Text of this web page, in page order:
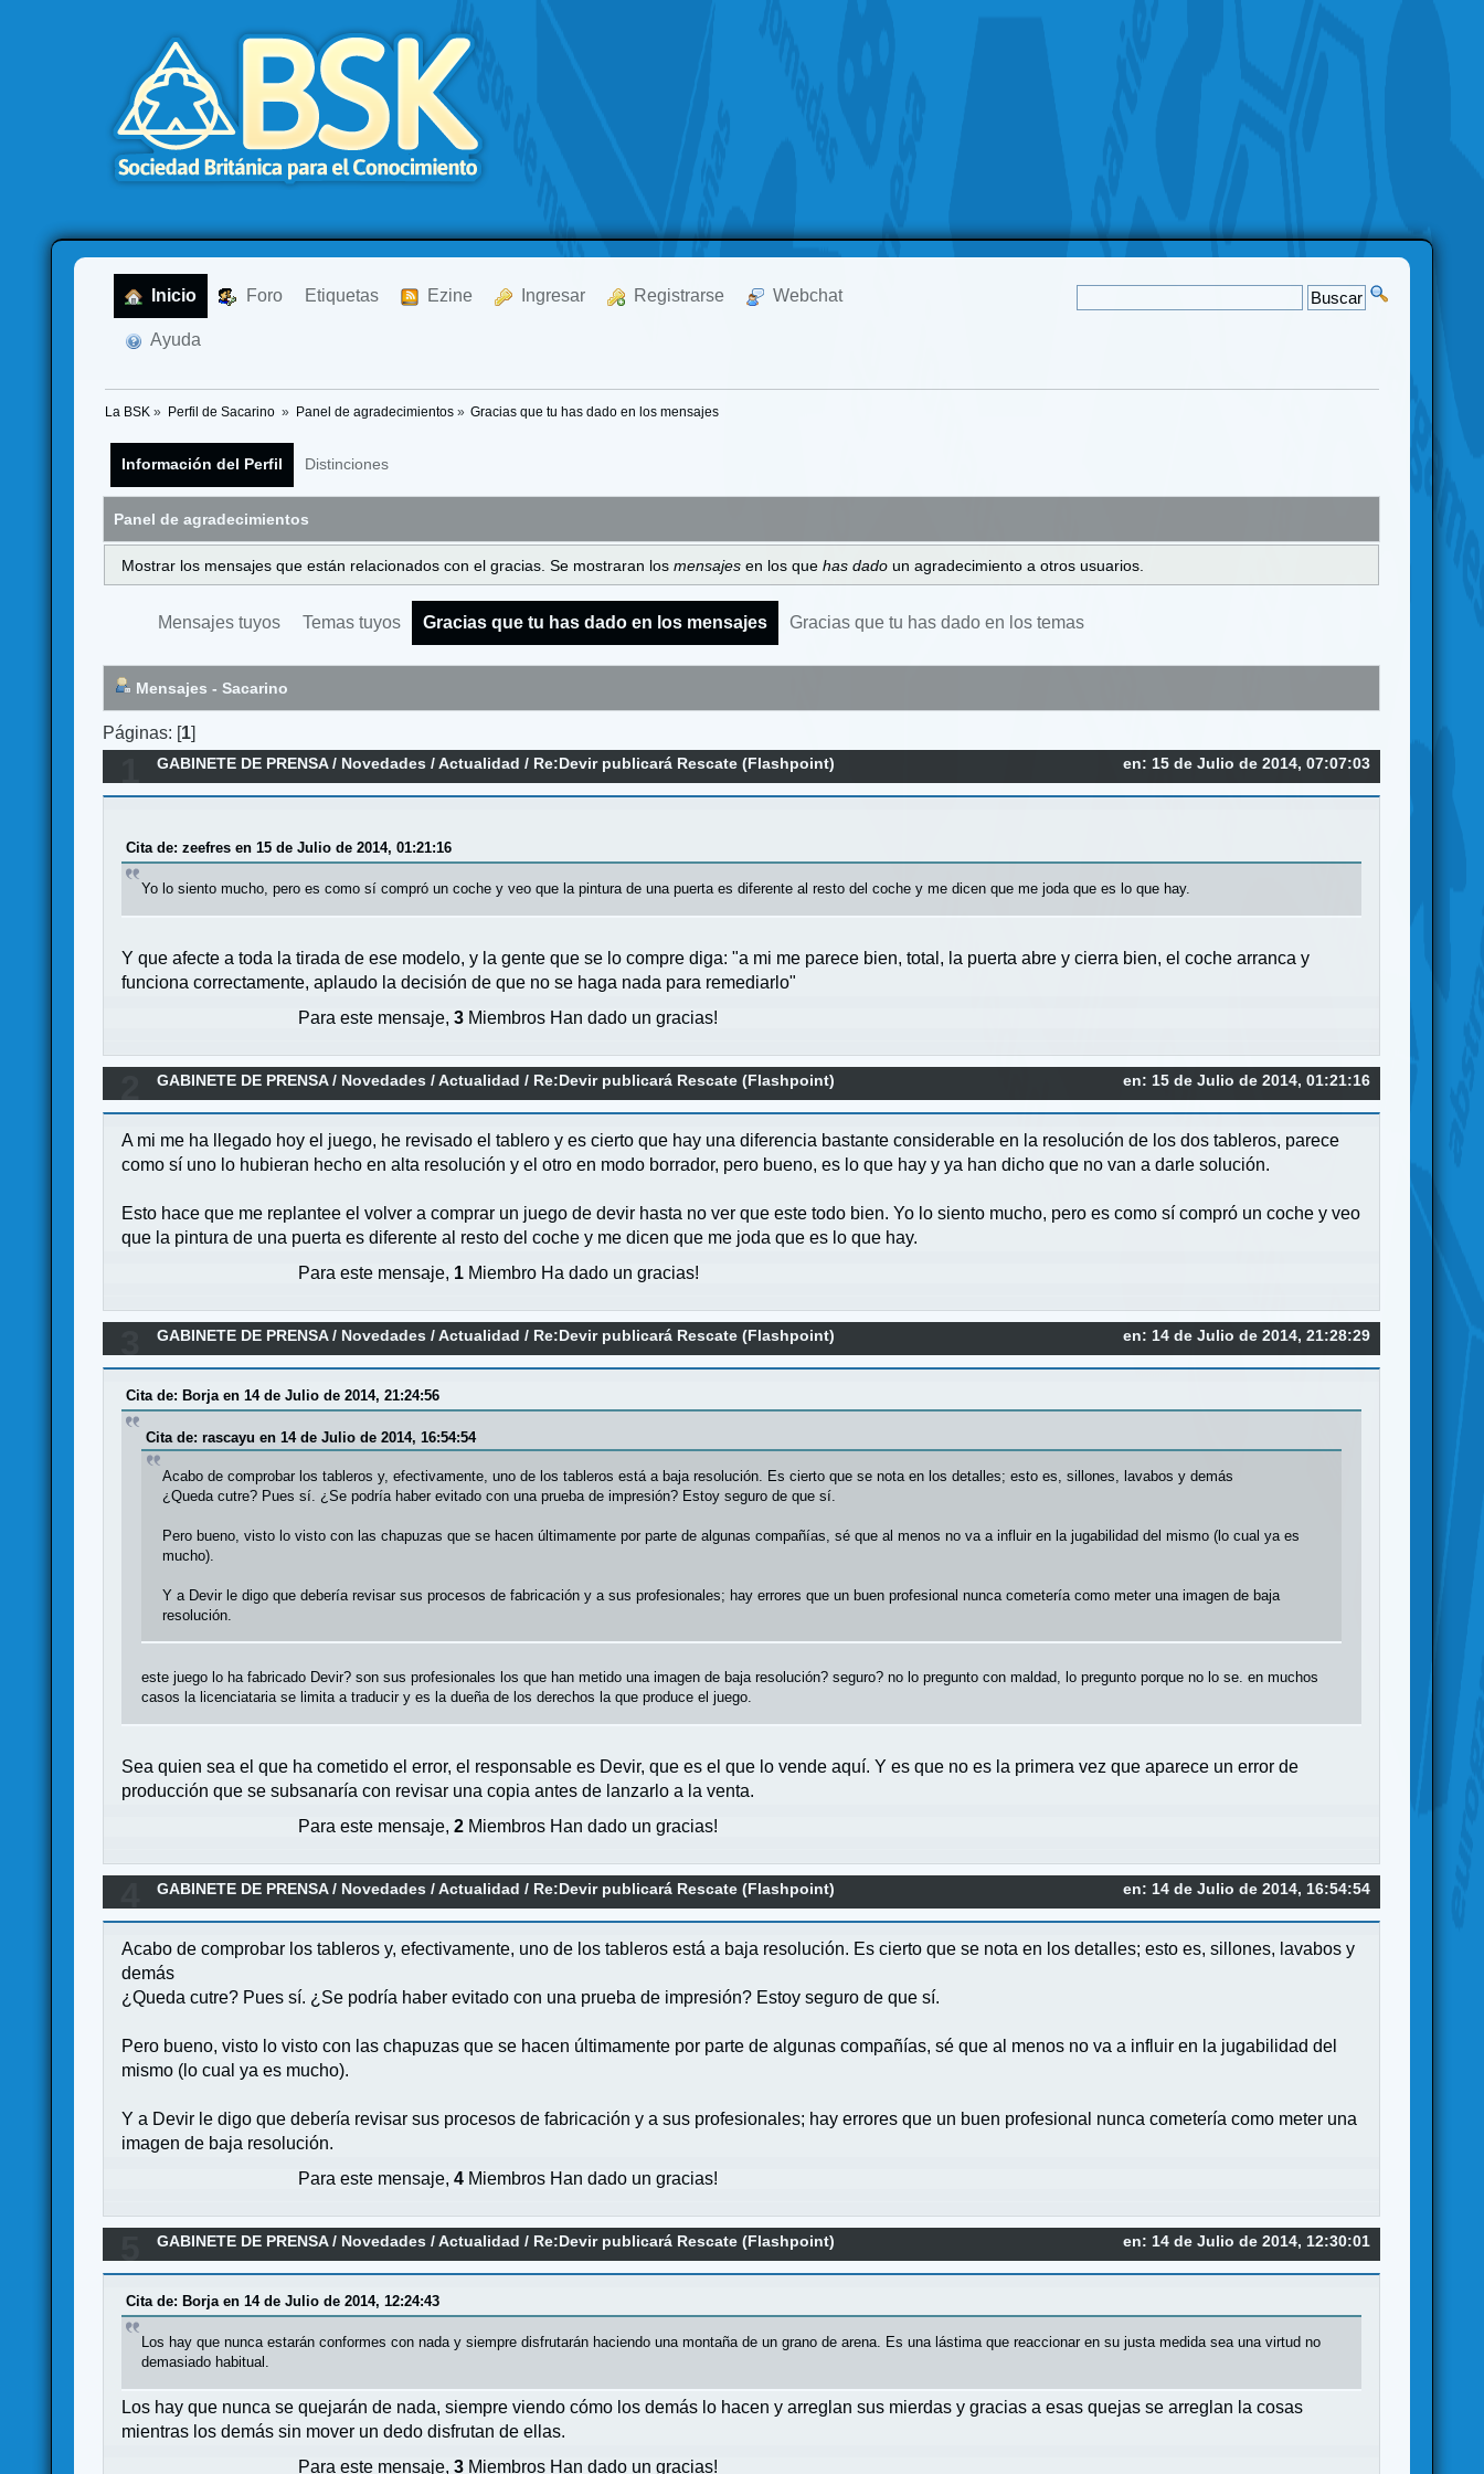
Inicio Foro Etiquetas Ezine Ingresar Registrarse Webchat
Ayuda
La BSK » Perfil de Sacarino » Panel de agradecimientos» Gracias que tu has dado en los mensajes
Información del Perfil Distinciones
Panel de agradecimientos
Mostrar los mensajes que están relacionados con el gracias. Se mostraran los mensajes en los que has dado un agradecimiento a otros usuarios.
Mensajes tuyos Temas tuyos Gracias que tu has dado en los mensajes Gracias que tu has dado en los temas
Mensajes - Sacarino
Páginas: [1]
en: 15 de Julio de 2014, 07:07:03
GABINETE DE PRENSA/ Novedades / Actualidad / Re:Devir publicará Rescate (Flashpoint)
Cita de: zeefres en 15 de Julio de 2014, 01:21:16
Yo lo siento mucho, pero es como sí compró un coche y veo que la pintura de una puerta es diferente al resto del coche y me dicen que me joda que es lo que hay.
Y que afecte a toda la tirada de ese modelo, y la gente que se lo compre diga: "a mi me parece bien, total, la puerta abre y cierra bien, el coche arranca y
funciona correctamente, aplaudo la decisión de que no se haga nada para remediarlo"
Para este mensaje,3 Miembros Han dado un gracias!
en: 15 de Julio de 2014, 01:21:16
GABINETE DE PRENSA/ Novedades / Actualidad / Re:Devir publicará Rescate (Flashpoint)
A mi me ha llegado hoy el juego, he revisado el tablero y es cierto que hay una diferencia bastante considerable en la resolución de los dos tableros, parece
como sí uno lo hubieran hecho en alta resolución y el otro en modo borrador, pero bueno, es lo que hay y ya han dicho que no van a darle solución.
Esto hace que me replantee el volver a comprar un juego de devir hasta no ver que este todo bien. Yo lo siento mucho, pero es como sí compró un coche y veo
que la pintura de una puerta es diferente al resto del coche y me dicen que me joda que es lo que hay.
Para este mensaje, 1 Miembro Ha dado un gracias!
en: 14 de Julio de 2014, 21:28:29
GABINETE DE PRENSA/ Novedades / Actualidad / Re:Devir publicará Rescate (Flashpoint)
Cita de: Borja en 14 de Julio de 2014, 21:24:56
Cita de: rascayu en 14 de Julio de 2014, 16:54:54
Acabo de comprobar los tableros y, efectivamente, uno de los tableros está a baja resolución. Es cierto que se nota en los detalles; esto es, sillones, lavabos y demás
¿Queda cutre? Pues sí. ¿Se podría haber evitado con una prueba de impresión? Estoy seguro de que sí.
Pero bueno, visto lo visto con las chapuzas que se hacen últimamente por parte de algunas compañías, sé que al menos no va a influir en la jugabilidad del mismo (lo cual ya es
mucho).
Y a Devir le digo que debería revisar sus procesos de fabricación y a sus profesionales; hay errores que un buen profesional nunca cometería como meter una imagen de baja
resolución.
este juego lo ha fabricado Devir? son sus profesionales los que han metido una imagen de baja resolución? seguro? no lo pregunto con maldad, lo pregunto porque no lo se. en muchos
casos la licenciataria se limita a traducir y es la dueña de los derechos la que produce el juego.
Sea quien sea el que ha cometido el error, el responsable es Devir, que es el que lo vende aquí. Y es que no es la primera vez que aparece un error de
producción que se subsanaría con revisar una copia antes de lanzarlo a la venta.
Para este mensaje,2 Miembros Han dado un gracias!
en: 14 de Julio de 2014, 16:54:54
GABINETE DE PRENSA/ Novedades / Actualidad / Re:Devir publicará Rescate (Flashpoint)
Acabo de comprobar los tableros y, efectivamente, uno de los tableros está a baja resolución. Es cierto que se nota en los detalles; esto es, sillones, lavabos y
demás
¿Queda cutre? Pues sí. ¿Se podría haber evitado con una prueba de impresión? Estoy seguro de que sí.
Pero bueno, visto lo visto con las chapuzas que se hacen últimamente por parte de algunas compañías, sé que al menos no va a influir en la jugabilidad del
mismo (lo cual ya es mucho).
Y a Devir le digo que debería revisar sus procesos de fabricación y a sus profesionales; hay errores que un buen profesional nunca cometería como meter una
imagen de baja resolución.
Para este mensaje,4 Miembros Han dado un gracias!
en: 14 de Julio de 2014, 12:30:01
GABINETE DE PRENSA/ Novedades / Actualidad / Re:Devir publicará Rescate (Flashpoint)
Cita de: Borja en 14 de Julio de 2014, 12:24:43
Los hay que nunca estarán conformes con nada y siempre disfrutarán haciendo una montaña de un grano de arena. Es una lástima que reaccionar en su justa medida sea una virtud no
demasiado habitual.
Los hay que nunca se quejarán de nada, siempre viendo cómo los demás lo hacen y arreglan sus mierdas y gracias a esas quejas se arreglan la cosas
mientras los demás sin mover un dedo disfrutan de ellas.
Para este mensaje,3 Miembros Han dado un gracias!